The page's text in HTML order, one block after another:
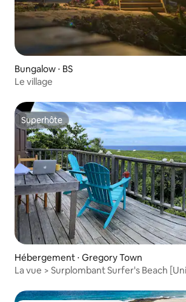
Bungalow ⋅ BS
Le village
Superhôte
Superhôte
Hébergement ⋅ Gregory Town
La vue > Surplombant Surfer's Beach